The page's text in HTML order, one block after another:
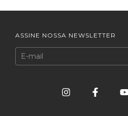
ASSINE NOSSA NEWSLETTER